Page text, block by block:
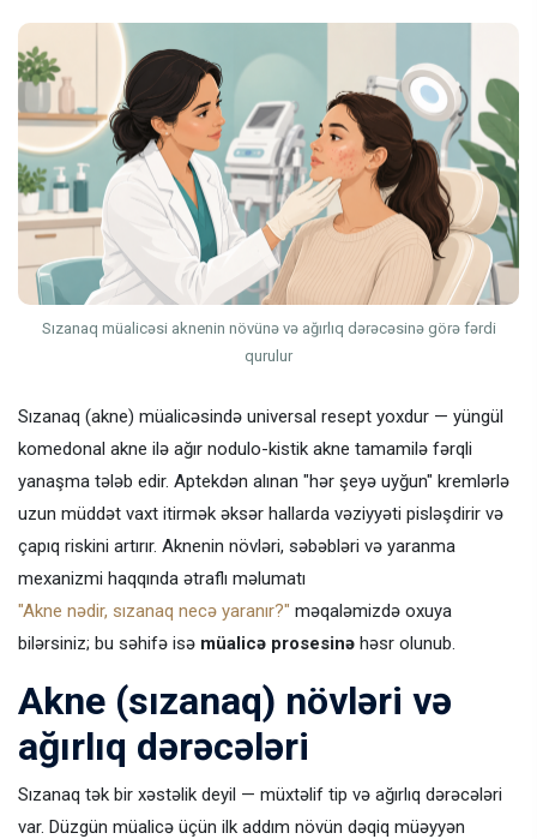
Sızanaq müalicəsi aknenin növünə və ağırlıq dərəcəsinə görə fərdi
qurulur
Sızanaq (akne) müalicəsində universal resept yoxdur — yüngül
komedonal akne ilə ağır nodulo-kistik akne tamamilə fərqli
yanaşma tələb edir. Aptekdən alınan "hər şeyə uyğun" kremlərlə
uzun müddət vaxt itirmək əksər hallarda vəziyyəti pisləşdirir və
çapıq riskini artırır. Aknenin növləri, səbəbləri və yaranma
mexanizmi haqqında ətraflı məlumatı
"Akne nədir, sızanaq necə yaranır?" məqaləmizdə oxuya
bilərsiniz; bu səhifə isə müalicə prosesinə həsr olunub.
Akne (sızanaq) növləri və
ağırlıq dərəcələri
Sızanaq tək bir xəstəlik deyil — müxtəlif tip və ağırlıq dərəcələri
var. Düzgün müalicə üçün ilk addım növün dəqiq müəyyən